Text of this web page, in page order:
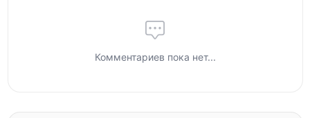
Комментариев пока нет...